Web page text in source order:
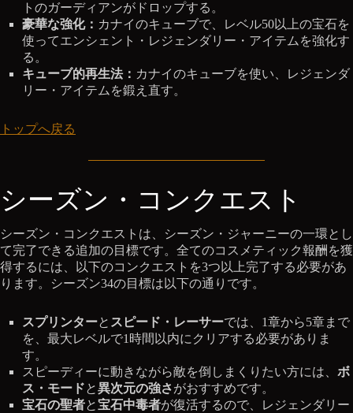
トのガーディアンがドロップする。
豪華な強化： カナイのキューブで、レベル50以上の宝石を
使ってエンシェント・レジェンダリー・アイテムを強化す
る。
キューブ的再生法： カナイのキューブを使い、レジェンダ
リー・アイテムを鍛え直す。
トップへ戻る
シーズン・コンクエスト
シーズン・コンクエストは、シーズン・ジャーニーの一環とし
て完了できる追加の目標です。全てのコスメティック報酬を獲
得するには、以下のコンクエストを3つ以上完了する必要があ
ります。シーズン34の目標は以下の通りです。
スプリンターと スピード・レーサーでは、1章から5章まで
を、最大レベルで1時間以内にクリアする必要がありま
す。
スピーディーに動きながら敵を倒しまくりたい方には、 ボ
ス・モードと異次元の強さがおすすめです。
宝石の聖者と宝石中毒者が復活するので、レジェンダリー